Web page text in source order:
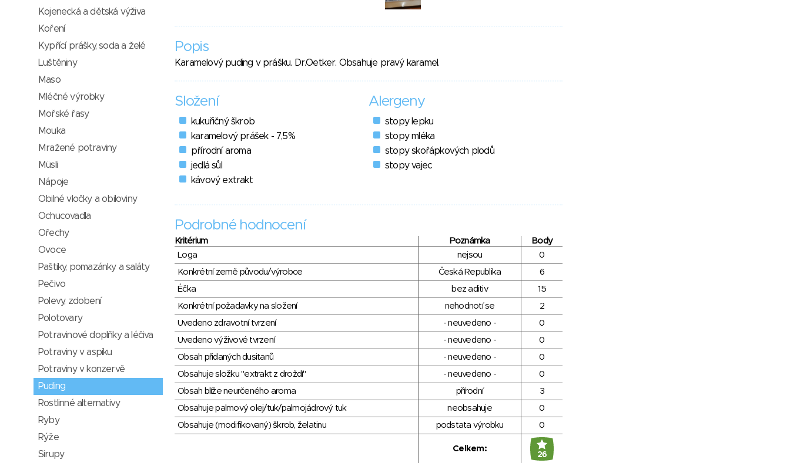
Popis
Karamelový puding v prášku. Dr.Oetker. Obsahuje pravý karamel.
Složení
kukuřičný škrob
karamelový prášek - 7,5%
přírodní aroma
jedlá sůl
kávový extrakt
Alergeny
stopy lepku
stopy mléka
stopy skořápkových plodů
stopy vajec
Podrobné hodnocení
Kritérium Poznámka
Body
Loga
nejsou
0
Konkrétní země původu/výrobce
Česká Republika
6
Éčka
bez aditiv
15
Konkrétní požadavky na složení
nehodnotí se
2
Uvedeno zdravotní tvrzení
- neuvedeno -
0
Uvedeno výživové tvrzení
- neuvedeno -
0
Obsah přidaných dusitanů
- neuvedeno -
0
Obsahuje složku "extrakt z droždí"
- neuvedeno -
0
Obsah blíže neurčeného aroma
přírodní
3
Obsahuje palmový olej/tuk/palmojádrový tuk
neobsahuje
0
Obsahuje (modifikovaný) škrob, želatinu
podstata výrobku 0
Celkem:
26
Kojenecká a dětská výživa
Koření
Kypřící prášky, soda a želé
Luštěniny
Maso
Mléčné výrobky
Mořské řasy
Mouka
Mražené potraviny
Müsli
Nápoje
Obilné vločky a obiloviny
Ochucovadla
Ořechy
Ovoce
Paštiky, pomazánky a saláty
Pečivo
Polevy, zdobení
Polotovary
Potravinové doplňky a léčiva
Potraviny v aspiku
Potraviny v konzervě
Puding
Rostlinné alternativy
Ryby
Rýže
Sirupy